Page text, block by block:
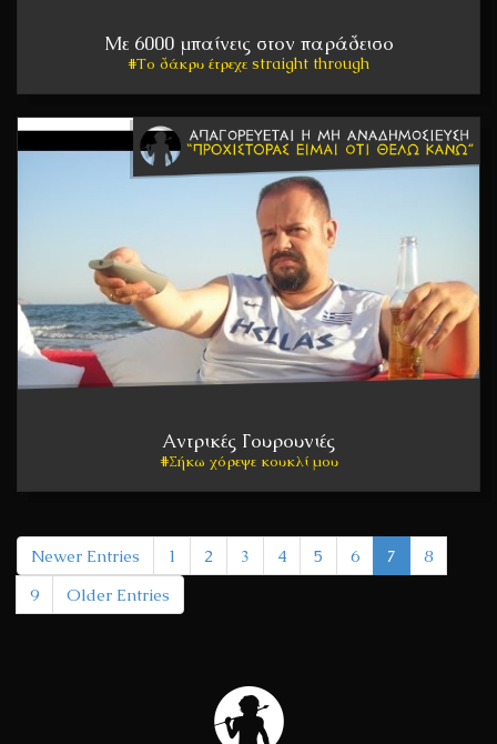
Με 6000 μπαίνεις στον παράδεισο
Το δάκρυ έτρεχε straight through
Αντρικές Γουρουνιές
Σήκω χόρεψε κουκλί μου
Newer Entries 1 2 3 4 5 6 7
8
9
Older Entries